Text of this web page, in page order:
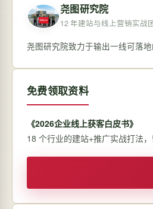
尧图研究院
12 年建站与线上营销实战
尧图研究院致力于输出一线可落
免费领取资料
《2026企业线上获客白皮书》
18 个行业的建站+推广实战打法，